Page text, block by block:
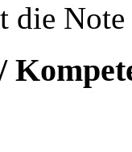
die Note